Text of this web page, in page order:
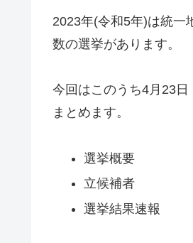
2023年(令和5年)は統一
数の選挙があります。
今回はこのうち4月23
まとめます。
選挙概要
立候補者
選挙結果速報